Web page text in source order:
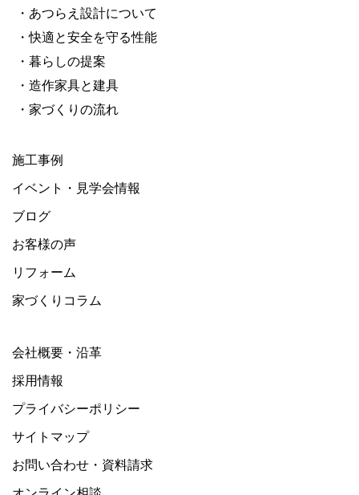
・あつらえ設計について
・快適と安全を守る性能
・暮らしの提案
・造作家具と建具
・家づくりの流れ
施工事例
イベント・見学会情報
ブログ
お客様の声
リフォーム
家づくりコラム
会社概要・沿革
採用情報
プライバシーポリシー
サイトマップ
お問い合わせ・資料請求